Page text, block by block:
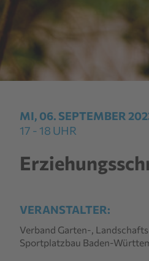
MI, 06. SEPTEMBER
17 - 18 UHR
VERANSTALTER:
Verband Garten-,
Sportplatzbau Baden-